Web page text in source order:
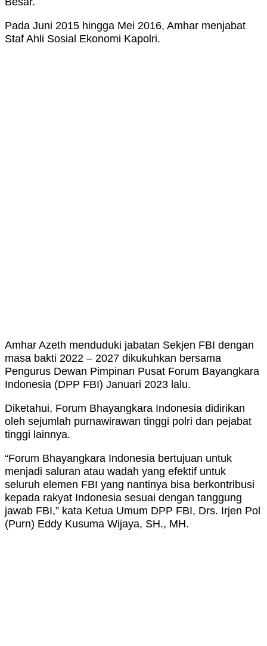
Pada Juni 2015 hingga Mei 2016, Amhar menjabat
Staf Ahli Sosial Ekonomi Kapolri.
Amhar Azeth menduduki jabatan Sekjen FBI dengan
masa bakti 2022 – 2027 dikukuhkan bersama
Pengurus Dewan Pimpinan Pusat Forum Bayangkara
Indonesia (DPP FBI) Januari 2023 lalu.
Diketahui, Forum Bhayangkara Indonesia didirikan
oleh sejumlah purnawirawan tinggi polri dan pejabat
tinggi lainnya.
“Forum Bhayangkara Indonesia bertujuan untuk
menjadi saluran atau wadah yang efektif untuk
seluruh elemen FBI yang nantinya bisa berkontribusi
kepada rakyat Indonesia sesuai dengan tanggung
jawab FBI,” kata Ketua Umum DPP FBI, Drs. Irjen Pol
(Purn) Eddy Kusuma Wijaya, SH., MH.